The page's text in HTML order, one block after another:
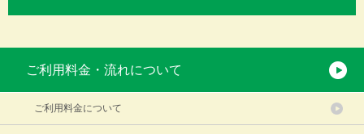
ご利用料金・流れについて
ご利用料金について